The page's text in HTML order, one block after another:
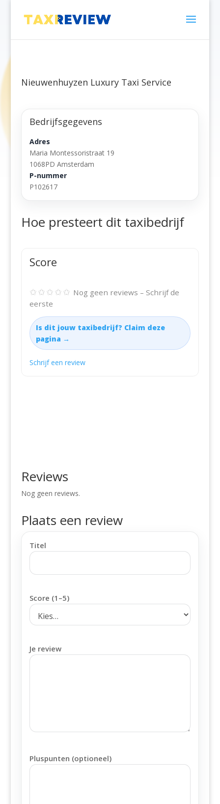
Nieuwenhuyzen Luxury Taxi Service
Bedrijfsgegevens
Adres
Maria Montessoristraat 19
1068PD Amsterdam
P-nummer
P102617
Hoe presteert dit taxibedrijf
Score
✩✩✩✩✩ Nog geen reviews – Schrijf de
eerste
Is dit jouw taxibedrijf? Claim deze
pagina →
Schrijf een review
Reviews
Nog geen reviews.
Plaats een review
Titel
Score (1–5)
Je review
Pluspunten (optioneel)